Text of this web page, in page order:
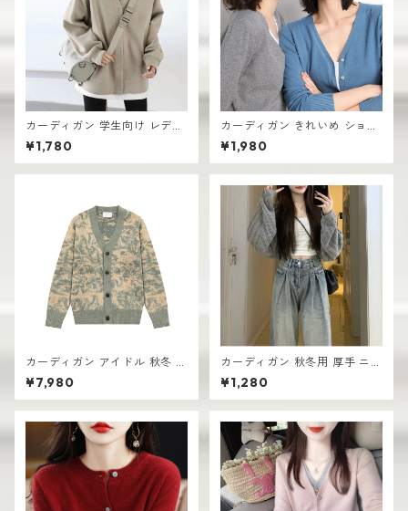
カーディガン 学生向け レディ
ース 無地デザイン 高見え おし
ゃれ vネック
¥1,780
カーディガン きれいめ ショー
ト丈 レディース 羽織り 軽量
無地デザイン ニット
¥1,980
カーディガン アイドル 秋冬 新
作 おしゃれな ニット vネック
シングルボタン
¥7,980
カーディガン 秋冬用 厚手 ニッ
ト生地 レディース 羽織り シン
プル おしゃれ
¥1,280